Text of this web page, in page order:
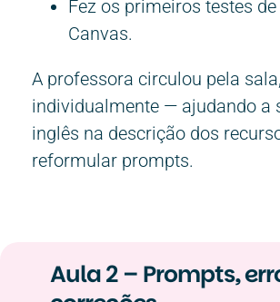
Fez os primeiros testes
Canvas.
A professora circulou pela
individualmente — ajudando a
inglês na descrição dos
reformular prompts.
Aula 2 – Prompts,